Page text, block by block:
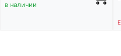
в наличии